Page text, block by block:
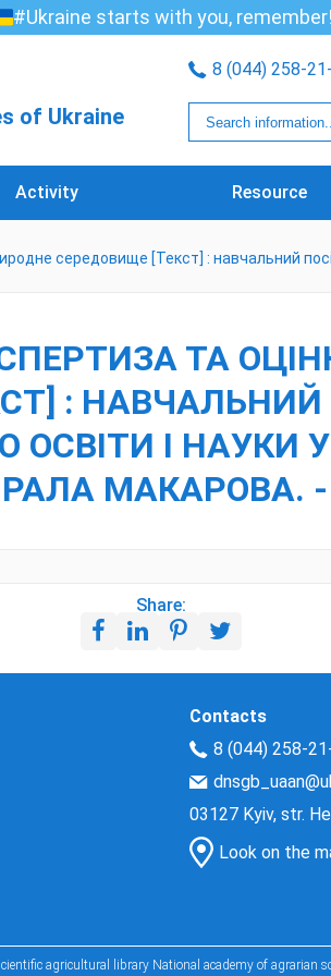
#Ukraine starts with you, remember!
of Ukraine
8 (044) 258-
Activity Resource
середовище [Текст] : навчальний
ТА
: НАВЧАЛЬНИЙ
ОСВІТИ І НАУКИ
МАКАРОВА.
Share:
Contacts
8 (044) 258-
03127 Kyiv, str.
Look on the
agricultural library National academy of agrarian